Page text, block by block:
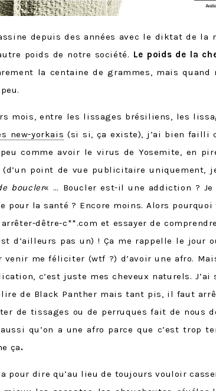
depuis des années avec le diktat de la
poids de notre société. Le poids de la
la centaine de grammes, mais
mois, entre les lissages brésiliens, les
new-yorkais (si si, ça existe), j’ai bien failli
comme avoir le virus de Yosemite, en
(d’un point de vue publicitaire uniquement,
boucler« … Boucler est-il une addiction ?
pour la santé ? Encore moins. Alors
dêtre-c**.com et essayer de
d’ailleurs pas un) ! Ça me rappelle le jour
venir me féliciter (wtf ?) d’avoir une afro.
c’est juste mes cheveux naturels.
de Black Panther mais tant pis, il faut
de tissages ou de perruques fait de nous
qu’on a une afro parce que c’est trop
ça.
pour dire qu’au lieu de toujours vouloir